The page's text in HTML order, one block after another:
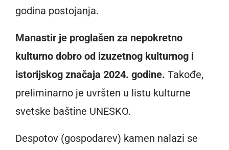
godina postojanja.
Manastir je proglašen za nepokretno
kulturno dobro od izuzetnog kulturnog i
istorijskog značaja 2024. godine. Takođe,
preliminarno je uvršten u listu kulturne
svetske baštine UNESKO.
Despotov (gospodarev) kamen nalazi se